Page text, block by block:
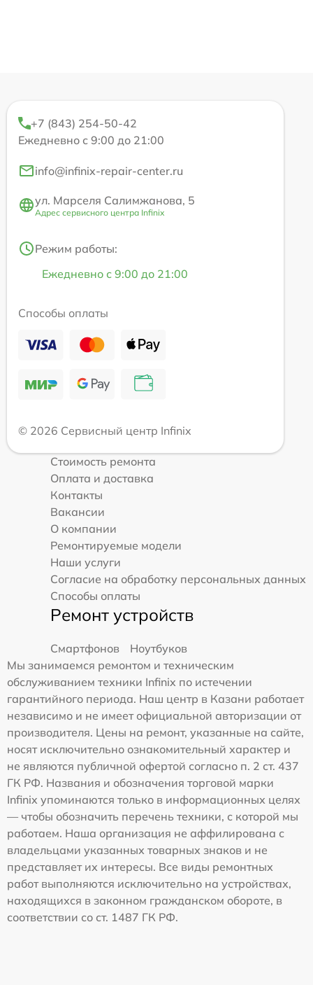
+7 (843) 254-50-42
Ежедневно с 9:00 до 21:00
info@infinix-repair-center.ru
ул. Марселя Салимжанова, 5
Адрес сервисного центра Infinix
Режим работы:
Ежедневно с 9:00 до 21:00
Способы оплаты
© 2026 Сервисный центр Infinix
Стоимость ремонта
Оплата и доставка
Контакты
Вакансии
О компании
Ремонтируемые модели
Наши услуги
Согласие на обработку персональных данных
Способы оплаты
Ремонт устройств
Смартфонов
Ноутбуков
Мы занимаемся ремонтом и техническим
обслуживанием техники Infinix по истечении
гарантийного периода. Наш центр в Казани работает
независимо и не имеет официальной авторизации от
производителя. Цены на ремонт, указанные на сайте,
носят исключительно ознакомительный характер и
не являются публичной офертой согласно п. 2 ст. 437
ГК РФ. Названия и обозначения торговой марки
Infinix упоминаются только в информационных целях
— чтобы обозначить перечень техники, с которой мы
работаем. Наша организация не аффилирована с
владельцами указанных товарных знаков и не
представляет их интересы. Все виды ремонтных
работ выполняются исключительно на устройствах,
находящихся в законном гражданском обороте, в
соответствии со ст. 1487 ГК РФ.